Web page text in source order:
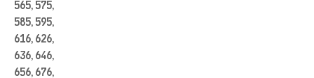
565, 575,
585, 595,
616, 626,
636, 646,
656, 676,